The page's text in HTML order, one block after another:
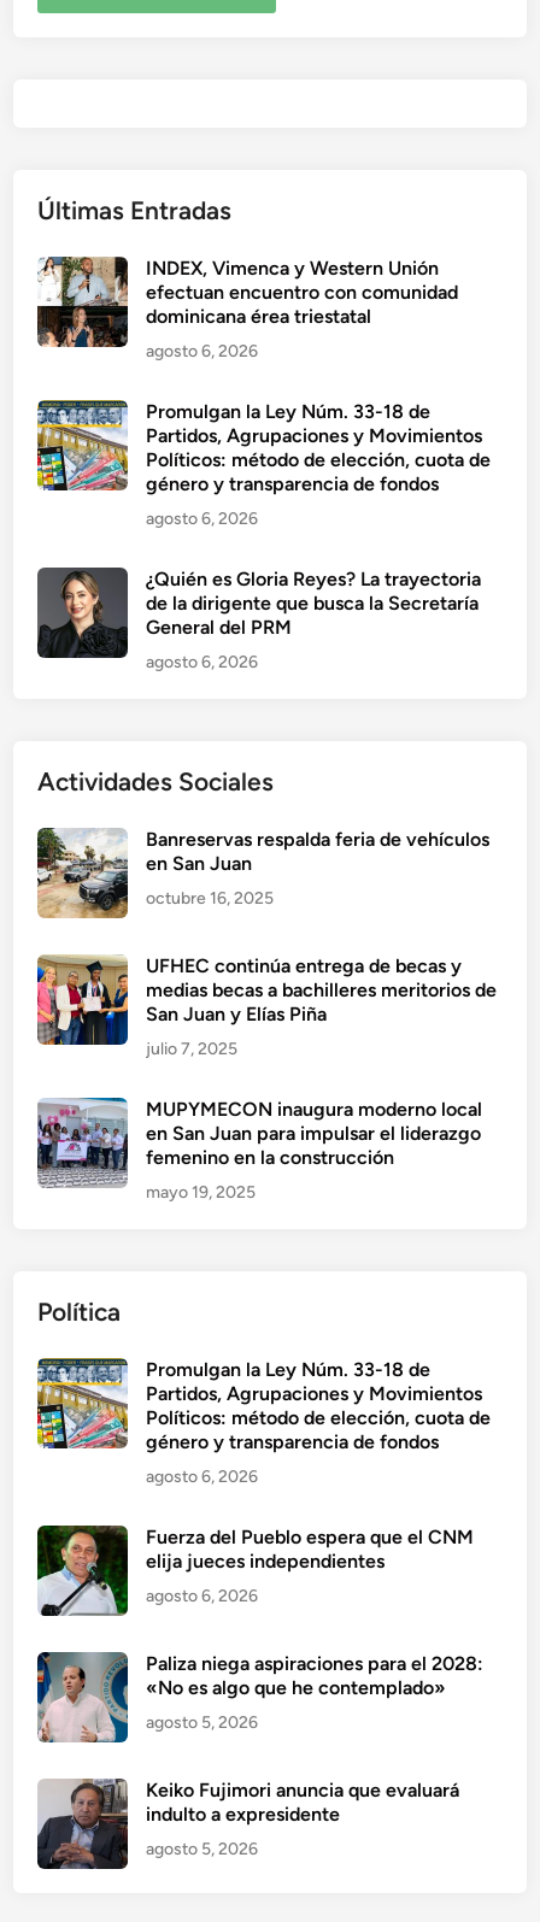
Últimas Entradas
INDEX, Vimenca y Western Unión
efectuan encuentro con comunidad
dominicana érea triestatal
agosto 6, 2026
Promulgan la Ley Núm. 33-18 de
Partidos, Agrupaciones y Movimientos
Políticos: método de elección, cuota de
género y transparencia de fondos
agosto 6, 2026
¿Quién es Gloria Reyes? La trayectoria
de la dirigente que busca la Secretaría
General del PRM
agosto 6, 2026
Actividades Sociales
Banreservas respalda feria de vehículos
en San Juan
octubre 16, 2025
UFHEC continúa entrega de becas y
medias becas a bachilleres meritorios de
San Juan y Elías Piña
julio 7, 2025
MUPYMECON inaugura moderno local
en San Juan para impulsar el liderazgo
femenino en la construcción
mayo 19, 2025
Política
Promulgan la Ley Núm. 33-18 de
Partidos, Agrupaciones y Movimientos
Políticos: método de elección, cuota de
género y transparencia de fondos
agosto 6, 2026
Fuerza del Pueblo espera que el CNM
elija jueces independientes
agosto 6, 2026
Paliza niega aspiraciones para el 2028:
«No es algo que he contemplado»
agosto 5, 2026
Keiko Fujimori anuncia que evaluará
indulto a expresidente
agosto 5, 2026